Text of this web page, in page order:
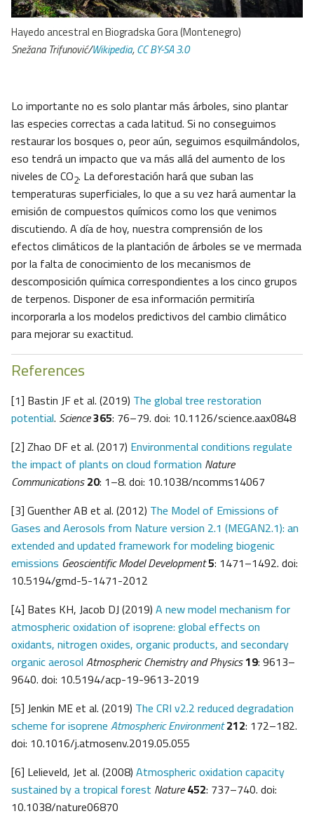
Hayedo ancestral en Biogradska Gora (Montenegro)
Snežana Trifunović/Wikipedia,CC BY-SA 3.0
Lo importante no es solo plantar más árboles, sino plantar
las especies correctas a cada latitud. Si no conseguimos
restaurar los bosques o, peor aún, seguimos esquilmándolos,
eso tendrá un impacto que va más allá del aumento de los
niveles de CO2. La deforestación hará que suban las
temperaturas superficiales, lo que a su vez hará aumentar la
emisión de compuestos químicos como los que venimos
discutiendo. A día de hoy, nuestra comprensión de los
efectos climáticos de la plantación de árboles se ve mermada
por la falta de conocimiento de los mecanismos de
descomposición química correspondientes a los cinco grupos
de terpenos. Disponer de esa información permitiría
incorporarla a los modelos predictivos del cambio climático
para mejorar su exactitud.
References
[1] Bastin JF et al. (2019) The global tree restoration
potential. Science365: 76–79. doi: 10.1126/science.aax0848
[2] Zhao DF et al. (2017) Environmental conditions regulate
the impact of plants on cloud formation Nature
Communications 20: 1–­8. doi: 10.1038/ncomms14067
[3] Guenther AB et al. (2012) The Model of Emissions of
Gases and Aerosols from Nature version 2.1 (MEGAN2.1): an
extended and updated framework for modeling biogenic
emissions Geoscientific Model Development5: 1471–­1492. doi:
10.5194/gmd-5-1471-2012
[4] Bates KH, Jacob DJ (2019) A new model mechanism for
atmospheric oxidation of isoprene: global effects on
oxidants, nitrogen oxides, organic products, and secondary
organic aerosol Atmospheric Chemistry and Physics19: 9613–
9640. doi: 10.5194/acp-19-9613-2019
[5] Jenkin ME et al. (2019) The CRI v2.2 reduced degradation
scheme for isoprene Atmospheric Environment 212: 172–182.
doi: 10.1016/j.atmosenv.2019.05.055
[6] Lelieveld, Jet al. (2008) Atmospheric oxidation capacity
sustained by a tropical forest Nature 452: 737–740. doi:
10.1038/nature06870